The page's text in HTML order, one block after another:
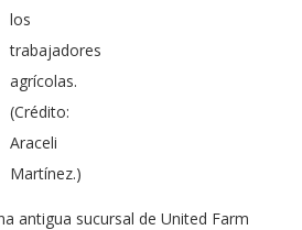
los
trabajadores
agrícolas.
(Crédito:
Araceli
Martínez.)
antigua sucursal de United Farm